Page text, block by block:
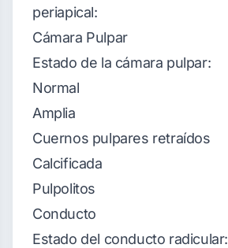
periapical:
Cámara Pulpar
Estado de la cámara pulpar:
Normal
Amplia
Cuernos pulpares retraídos
Calcificada
Pulpolitos
Conducto
Estado del conducto radicular: